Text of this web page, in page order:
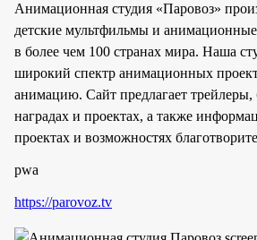
Анимационная студия «Паровоз»
детские мультфильмы и
в более чем 100 странах мира. Наша
широкий спектр анимационных
анимацию. Сайт предлагает трейлеры,
наградах и проектах, а также
проектах и возможностях
pwa
https://parovoz.tv